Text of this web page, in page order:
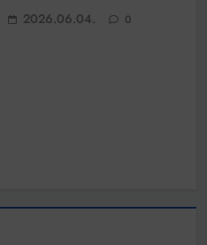
2026.06.04. 0